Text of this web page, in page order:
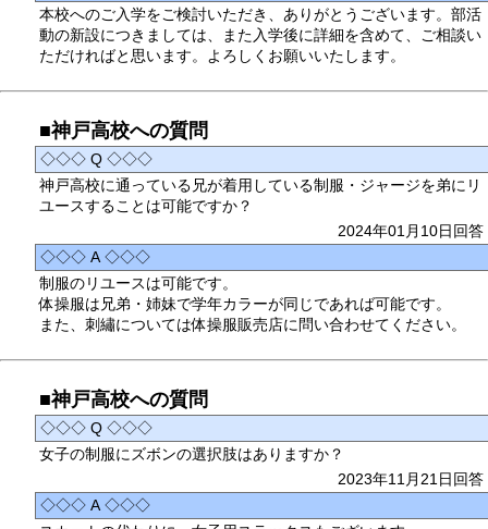
本校へのご入学をご検討いただき、ありがとうございます。部活
動の新設につきましては、また入学後に詳細を含めて、ご相談い
ただければと思います。よろしくお願いいたします。
■神戸高校への質問
◇◇◇ Q ◇◇◇
神戸高校に通っている兄が着用している制服・ジャージを弟にリ
ユースすることは可能ですか？
2024年01月10日回答
◇◇◇ A ◇◇◇
制服のリユースは可能です。
体操服は兄弟・姉妹で学年カラーが同じであれば可能です。
また、刺繡については体操服販売店に問い合わせてください。
■神戸高校への質問
◇◇◇ Q ◇◇◇
女子の制服にズボンの選択肢はありますか？
2023年11月21日回答
◇◇◇ A ◇◇◇